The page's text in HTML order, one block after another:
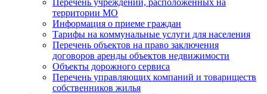
Перечень учреждений, расположенных на
территории МО
Информация о приеме граждан
Тарифы на коммунальные услуги для населения
Перечень объектов на право заключения
договоров аренды объектов недвижимости
Объекты дорожного сервиса
Перечень управляющих компаний и товариществ
собственников жилья